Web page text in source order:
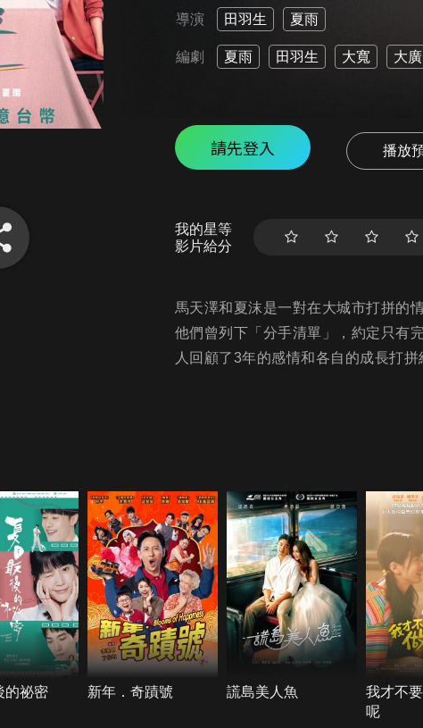
導演 田羽生 夏雨
編劇 夏雨 田羽生 大寬 大廣
請先登入 播放
我的星等
影片給分
馬天澤和夏沫是一對在大城市打拼的
他們曾列下「分手清單」，約定只有
人回顧了3年的感情和各自的成長打
的祕密 新年．奇蹟號 謊島美人魚
我才不
呢